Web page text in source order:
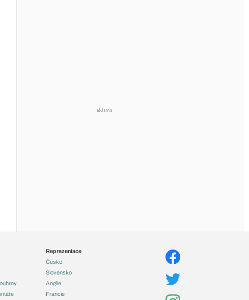
Reprezentace
Česko
Slovensko
Anglie
Francie